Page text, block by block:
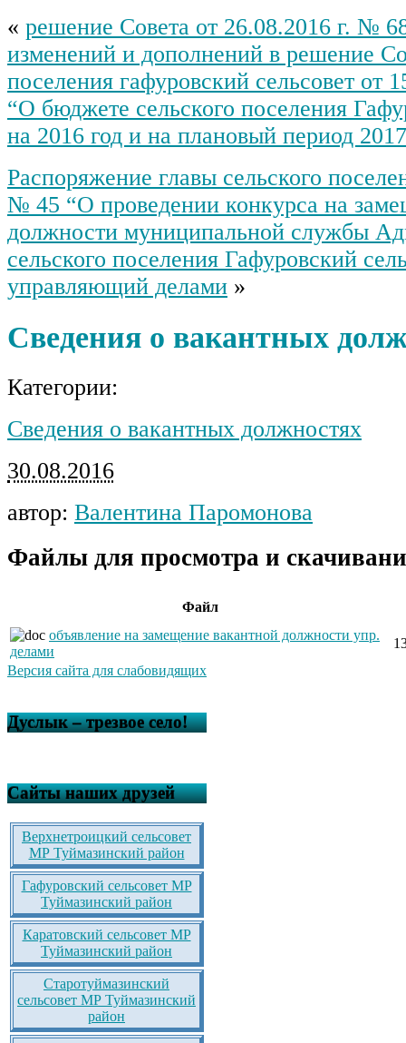
« решение Совета от 26.08.2016 г. №
изменений и дополнений в решение
поселения гафуровский сельсовет от
“О бюджете сельского поселения
на 2016 год и на плановый период
Распоряжение главы сельского
№ 45 “О проведении конкурса на
должности муниципальной службы
сельского поселения Гафуровский
управляющий делами »
Сведения о вакантных
Категории:
Сведения о вакантных должностях
30.08.2016
автор: Валентина Паромонова
Файлы для просмотра и
Файл
объявление на замещение вакантной должности упр.
делами
Версия сайта для слабовидящих
Дуслык – трезвое село!
Сайты наших друзей
Верхнетроицкий сельсовет
МР Туймазинский район
Гафуровский сельсовет МР
Туймазинский район
Каратовский сельсовет МР
Туймазинский район
Старотуймазинский
сельсовет МР Туймазинский
район